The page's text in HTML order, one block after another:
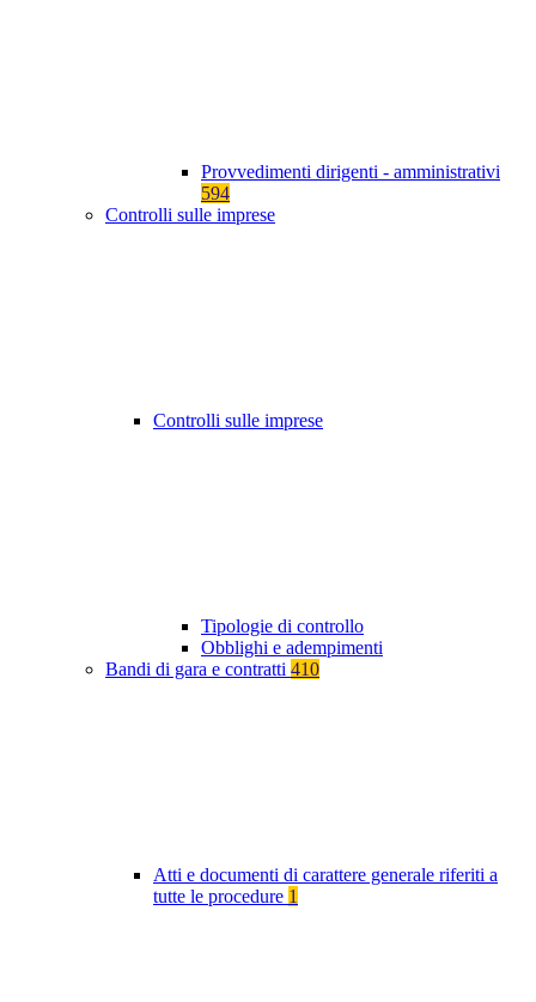
Provvedimenti dirigenti - amministrativi
594
Controlli sulle imprese
Controlli sulle imprese
Tipologie di controllo
Obblighi e adempimenti
Bandi di gara e contratti 410
Atti e documenti di carattere generale riferiti a
tutte le procedure 1